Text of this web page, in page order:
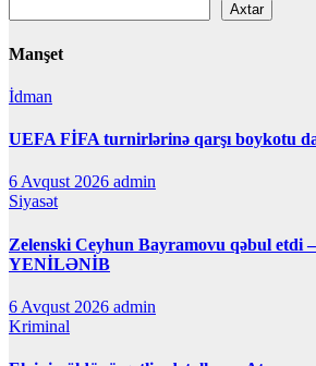
Axtar
Manşet
İdman
UEFA FİFA turnirlərinə qarşı boykotu
6 Avqust 2026 admin
Siyasət
Zelenski Ceyhun Bayramovu qəbul etdi
YENİLƏNİB
6 Avqust 2026 admin
Kriminal